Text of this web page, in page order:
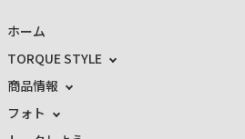
ホーム
TORQUE STYLE
商品情報
フォト